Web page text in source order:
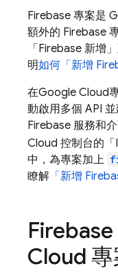
Firebase 專案是
額外的 Firebase
「Firebase 新增
明如何「新增
在Google Cloud
動啟用多個 API
Firebase 服務和
Cloud 控制台的「
中，為專案加上
瞭解 「新增
Cloud